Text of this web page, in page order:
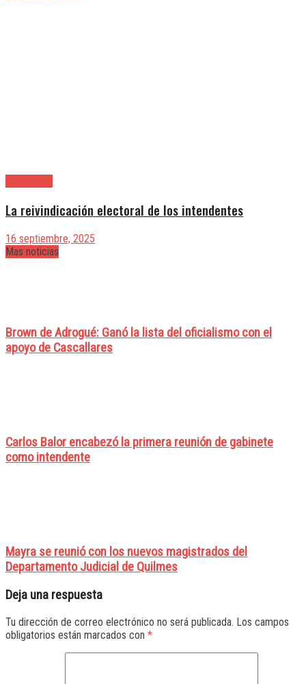
La reivindicación electoral de los intendentes
16 septiembre, 2025
Mas noticias
Brown de Adrogué: Ganó la lista del oficialismo con el
apoyo de Cascallares
Carlos Balor encabezó la primera reunión de gabinete
como intendente
Mayra se reunió con los nuevos magistrados del
Departamento Judicial de Quilmes
Deja una respuesta
Tu dirección de correo electrónico no será publicada. Los campos
obligatorios están marcados con *